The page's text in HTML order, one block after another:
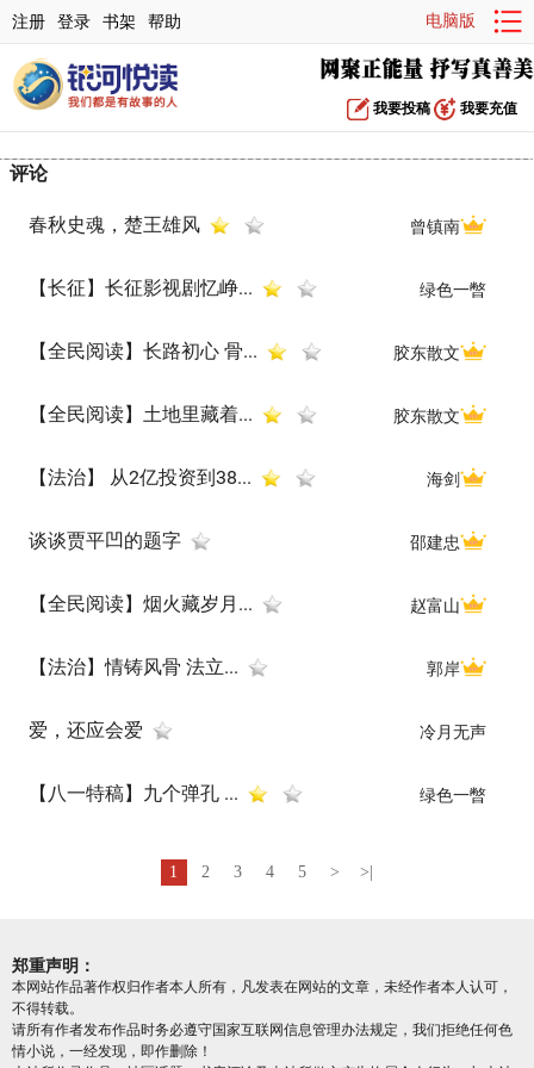
注册 登录 书架 帮助 电脑版
我要投稿 我要充值
评论
春秋史魂，楚王雄风 曾镇南
【长征】长征影视剧忆峥... 绿色一暼
【全民阅读】长路初心 骨... 胶东散文
【全民阅读】土地里藏着... 胶东散文
【法治】 从2亿投资到38... 海剑
谈谈贾平凹的题字 邵建忠
【全民阅读】烟火藏岁月... 赵富山
【法治】情铸风骨 法立... 郭岸
爱，还应会爱 冷月无声
【八一特稿】九个弹孔 ... 绿色一暼
1 2 3 4 5 > >|
郑重声明：
本网站作品著作权归作者本人所有，凡发表在网站的文章，未经作者本人认可，
不得转载。
请所有作者发布作品时务必遵守国家互联网信息管理办法规定，我们拒绝任何色
情小说，一经发现，即作删除！